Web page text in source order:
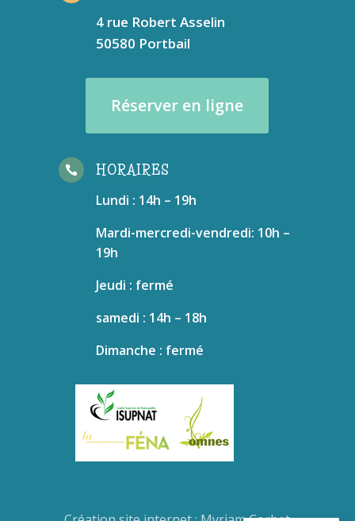
4 rue Robert Asselin
50580 Portbail
Réserver en ligne
 HORAIRES
Lundi : 14h – 19h
Mardi-mercredi-vendredi: 10h –
19h
Jeudi : fermé
samedi : 14h – 18h
Dimanche : fermé